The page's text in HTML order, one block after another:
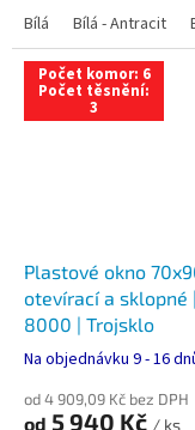
Bílá Bílá - Antracit
Počet komor: 6
Počet těsnění:
3
Plastové okno
otevírací a sklopné
8000 | Trojsklo
Na objednávku 9 - 16
od 4 909,09 Kč bez DPH
od 5 940 Kč / ks